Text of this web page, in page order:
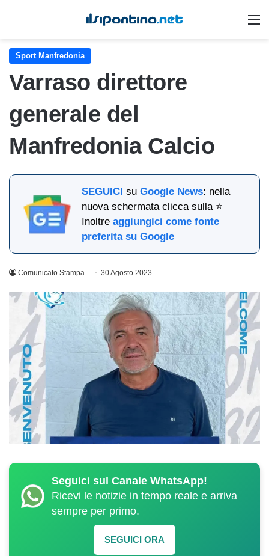
Sport Manfredonia
Varraso direttore
generale del
Manfredonia Calcio
SEGUICI suGoogle News: nella
nuova schermata clicca sulla ⭐
Inoltreaggiungici come fonte
preferita su Google
Comunicato Stampa 30 Agosto 2023
Seguici sul Canale WhatsApp!
Ricevi le notizie in tempo reale e arriva
sempre per primo.
SEGUICI ORA